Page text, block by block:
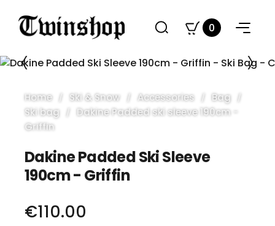
0
Home Ski & Snow Accessories
Bag
Ski bag
Dakine Padded ski sleeve 190cm -
Griffin
Dakine Padded Ski Sleeve
190cm - Griffin
€110.00